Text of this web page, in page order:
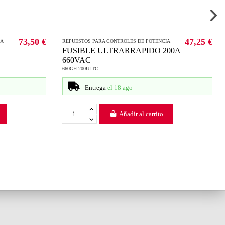
73,50 € REPUESTOS PARA CONTROLES DE POTENCIA
FUSIBLE ULTRARRAPIDO 200A
660VAC
660GH-200ULTC
47,25 €
Entrega el 18 ago
Añadir al carrito